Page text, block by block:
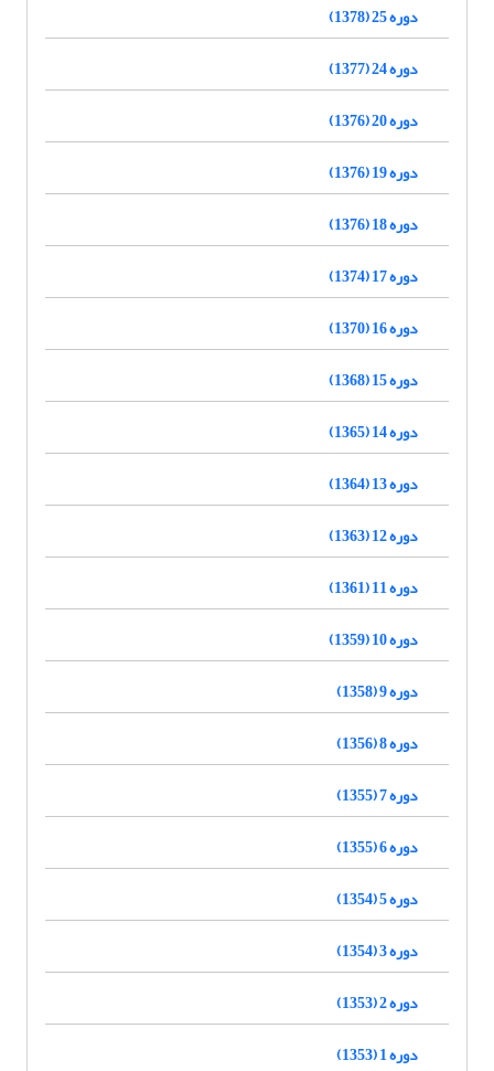
دوره 25 (1378)
دوره 24 (1377)
دوره 20 (1376)
دوره 19 (1376)
دوره 18 (1376)
دوره 17 (1374)
دوره 16 (1370)
دوره 15 (1368)
دوره 14 (1365)
دوره 13 (1364)
دوره 12 (1363)
دوره 11 (1361)
دوره 10 (1359)
دوره 9 (1358)
دوره 8 (1356)
دوره 7 (1355)
دوره 6 (1355)
دوره 5 (1354)
دوره 3 (1354)
دوره 2 (1353)
دوره 1 (1353)